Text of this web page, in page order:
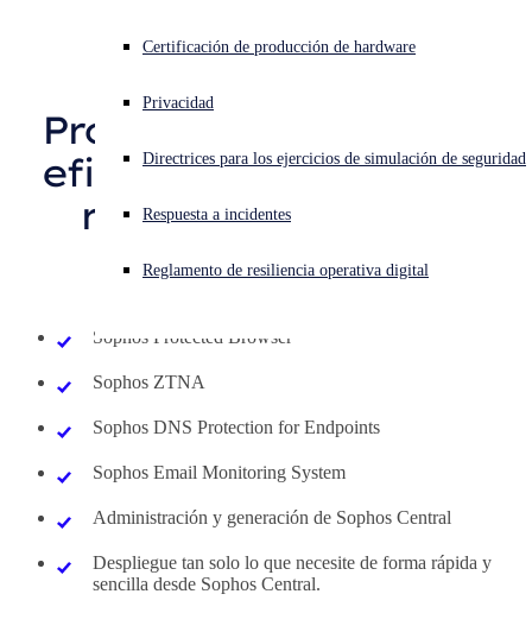
¿Está sufriendo un ciberataque? Obtenga ayuda ahora mismo
Open search
Español Open language switcher
Certificación de producción de hardware
Privacidad
Directrices para los ejercicios de simulación de seguridad
Respuesta a incidentes
Reglamento de resiliencia operativa digital
Evaluación gratuita
Protection
Protección asequible y
eficaz para empleados
remotos e híbridos
Sophos Protected Browser
Sophos ZTNA
Sophos DNS Protection for Endpoints
Sophos Email Monitoring System
Administración y generación de Sophos Central
Despliegue tan solo lo que necesite de forma rápida y
sencilla desde Sophos Central.